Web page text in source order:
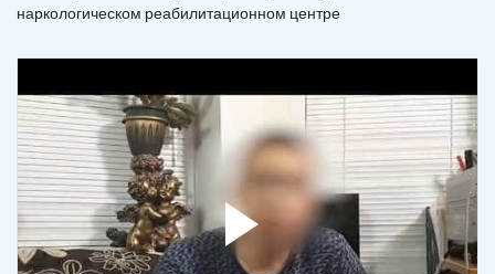
наркологическом реабилитационном центре